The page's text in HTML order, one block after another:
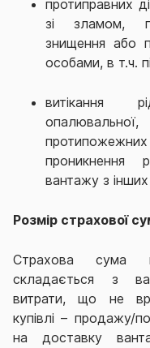
протиправних
зі зламом,
знищення або
особами, в т.ч.
витікання
проникнення
вантажу з
Розмір страхової
Страхова сума
складається з
витрати, що не
купівлі – продажу/
на доставку